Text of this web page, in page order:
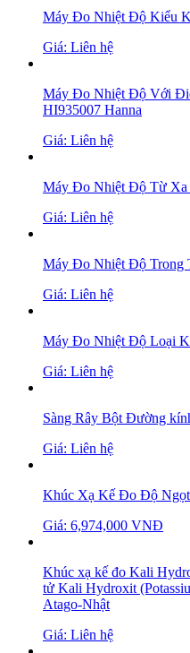
Máy Đo Nhiệt Độ Kiểu
Giá: Liên hệ
Máy Đo Nhiệt Độ Với
HI935007 Hanna
Giá: Liên hệ
Máy Đo Nhiệt Độ Từ Xa
Giá: Liên hệ
Máy Đo Nhiệt Độ Trong
Giá: Liên hệ
Máy Đo Nhiệt Độ Loại K
Giá: Liên hệ
Sàng Rây Bột Đường
Giá: Liên hệ
Khúc Xạ Kế Đo Độ
Giá: 6,974,000 VNĐ
Khúc xạ kế đo Kali
tử Kali Hydroxit
Atago-Nhật
Giá: Liên hệ